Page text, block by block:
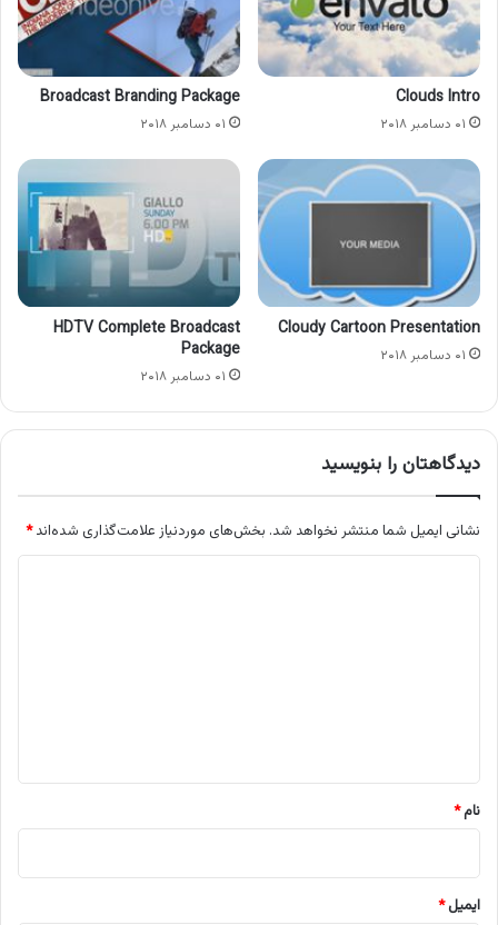
Clouds Intro
۰۱ دسامبر ۲۰۱۸
Broadcast Branding Package
۰۱ دسامبر ۲۰۱۸
Cloudy Cartoon Presentation
۰۱ دسامبر ۲۰۱۸
HDTV Complete Broadcast
Package
۰۱ دسامبر ۲۰۱۸
دیدگاهتان را بنویسید
نشانی ایمیل شما منتشر نخواهد شد. بخش‌های موردنیاز علامت‌گذاری شده‌اند*
نام*
ایمیل*